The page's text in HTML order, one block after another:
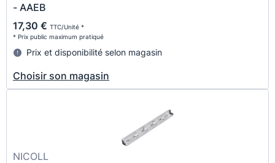
- AAEB
17,30 € TTC/Unité *
* Prix public maximum pratiqué
Prix et disponibilité selon magasin
Choisir son magasin
NICOLL